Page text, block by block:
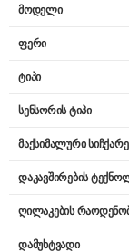
მოდელი
ფერი
ტიპი
სენსორის ტიპი
მაქსიმალური სიჩქარე
დაკავშირების
ღილაკების
დამუხტვადი